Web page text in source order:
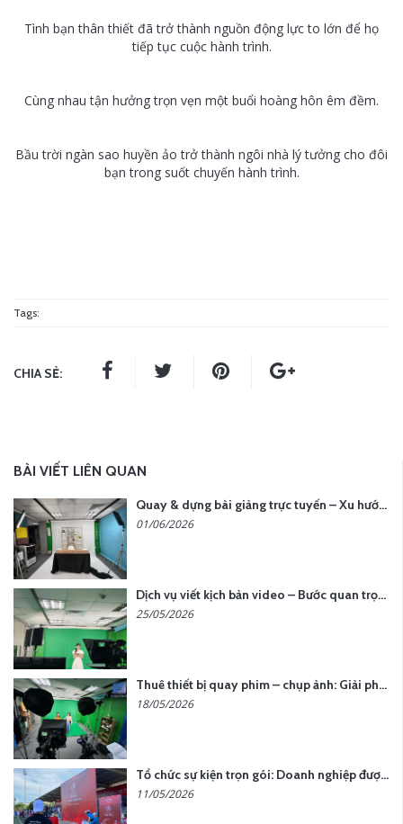
Tình bạn thân thiết đã trở thành nguồn động lực to lớn để họ
tiếp tục cuộc hành trình.
Cùng nhau tận hưởng trọn vẹn một buổi hoàng hôn êm đềm.
Bầu trời ngàn sao huyền ảo trở thành ngôi nhà lý tưởng cho đôi
bạn trong suốt chuyến hành trình.
Tags:
CHIA SẺ:
BÀI VIẾT LIÊN QUAN
Quay & dựng bài giảng trực tuyến – Xu hướng đào tạo thời đại số
01/06/2026
Dịch vụ viết kịch bản video – Bước quan trọng quyết định thành công nội dung
25/05/2026
Thuê thiết bị quay phim – chụp ảnh: Giải pháp tối ưu chi phí cho doanh nghiệp
18/05/2026
Tổ chức sự kiện trọn gói: Doanh nghiệp được gì khi chọn đơn vị chuyên nghiệp?
11/05/2026